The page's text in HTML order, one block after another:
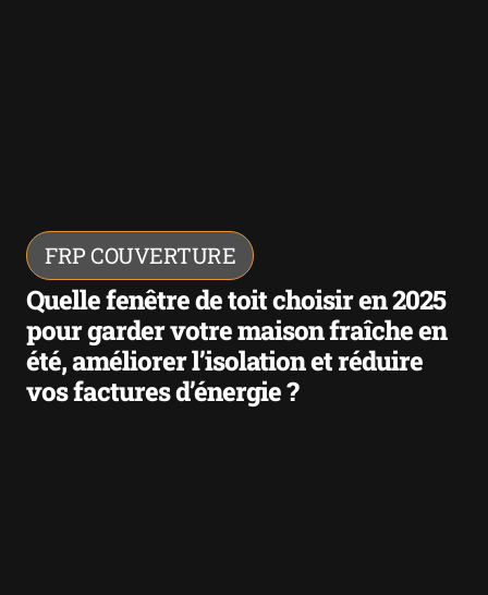
FRP COUVERTURE
Quelle fenêtre de toit choisir en 2025
pour garder votre maison fraîche en
été, améliorer l’isolation et réduire
vos factures d’énergie ?